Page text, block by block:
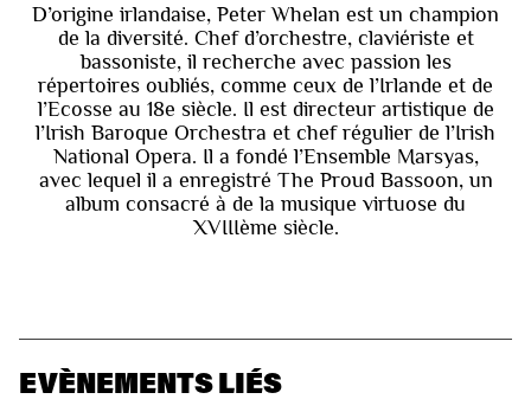
D’origine irlandaise, Peter Whelan est un champion
de la diversité. Chef d’orchestre, claviériste et
bassoniste, il recherche avec passion les
répertoires oubliés, comme ceux de l’Irlande et de
l’Ecosse au 18e siècle. Il est directeur artistique de
l’Irish Baroque Orchestra et chef régulier de l’Irish
National Opera. Il a fondé l’Ensemble Marsyas,
avec lequel il a enregistré The Proud Bassoon, un
album consacré à de la musique virtuose du
XVIIIème siècle.
EVÈNEMENTS LIÉS